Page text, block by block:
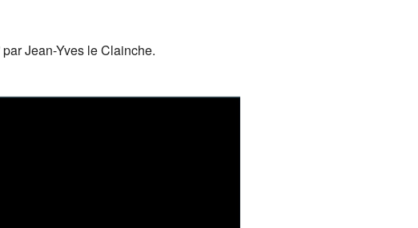
par Jean-Yves le Clainche.